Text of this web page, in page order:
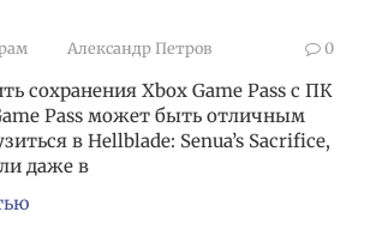
Александр Петров 0
сохранения Xbox Game Pass с ПК
Pass может быть отличным
в Hellblade: Senua’s Sacrifice,
даже в